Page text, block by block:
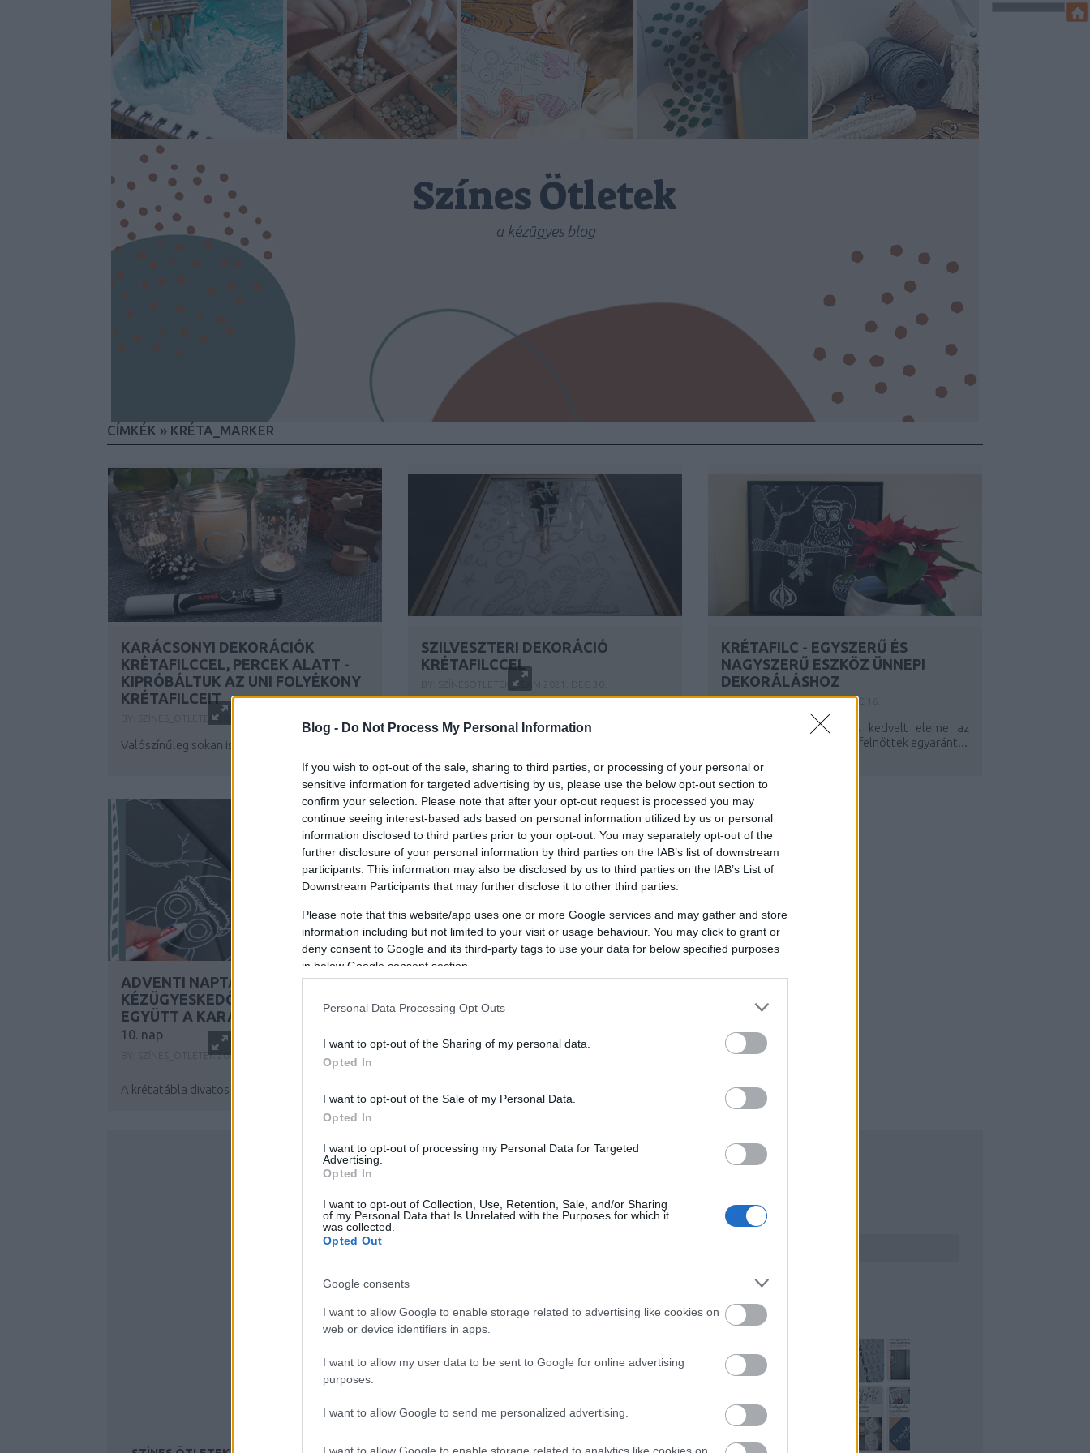
Blog - Do Not Process My Personal Information
If you wish to opt-out of the sale, sharing to third parties, or processing of your personal or
sensitive information for targeted advertising by us, please use the below opt-out section to
confirm your selection. Please note that after your opt-out request is processed you may
continue seeing interest-based ads based on personal information utilized by us or personal
information disclosed to third parties prior to your opt-out. You may separately opt-out of the
further disclosure of your personal information by third parties on the IAB’s list of downstream
participants. This information may also be disclosed by us to third parties on the IAB’s List of
Downstream Participants that may further disclose it to other third parties.
Please note that this website/app uses one or more Google services and may gather and store
information including but not limited to your visit or usage behaviour. You may click to grant or
deny consent to Google and its third-party tags to use your data for below specified purposes
in below Google consent section.
Personal Data Processing Opt Outs
I want to opt-out of the Sharing of my personal data.
Opted In
I want to opt-out of the Sale of my Personal Data.
Opted In
I want to opt-out of processing my Personal Data for Targeted
Advertising.
Opted In
I want to opt-out of Collection, Use, Retention, Sale, and/or Sharing
of my Personal Data that Is Unrelated with the Purposes for which it
was collected.
Opted Out
Google consents
I want to allow Google to enable storage related to advertising like cookies on
web or device identifiers in apps.
I want to allow my user data to be sent to Google for online advertising
purposes.
I want to allow Google to send me personalized advertising.
Színes Ötletek
a kézügyes blog
CÍMKÉK » KRÉTA_MARKER
KARÁCSONYI DEKORÁCIÓK
KRÉTAFILCCEL, PERCEK ALATT -
KIPRÓBÁLTUK AZ UNI FOLYÉKONY
KRÉTAFILCEIT
SZÍNES_ÖTLETEK2024. DEC 17.
Valószínűleg sokan ismerjük azt az érzést...
SZILVESZTERI DEKORÁCIÓ
KRÉTAFILCCEL
SZÍNESÖTLETEK_TEAM
így nemcsak a karácsonyi, de a szilveszteri
KRÉTAFILC - EGYSZERŰ ÉS
NAGYSZERŰ ESZKÖZ ÜNNEPI
DEKORÁLÁSHOZ
BY:SZÍNES_ÖTLETEK2021. DEC 16.
A krétatábla divatos és kedvelt eleme az
otthonoknak, gyerekek és felnőttek egyaránt...
ADVENTI NAPTÁR
KÉZÜGYESKEDŐKNEK - VÁRJUK
EGYÜTT A KARÁCSONYT!
10. nap
SZÍNES_ÖTLETEK2021. DEC 10.
A krétatábla divatos és kedvelt eleme az...
AKCIÓ KERESÉS
PINTEREST